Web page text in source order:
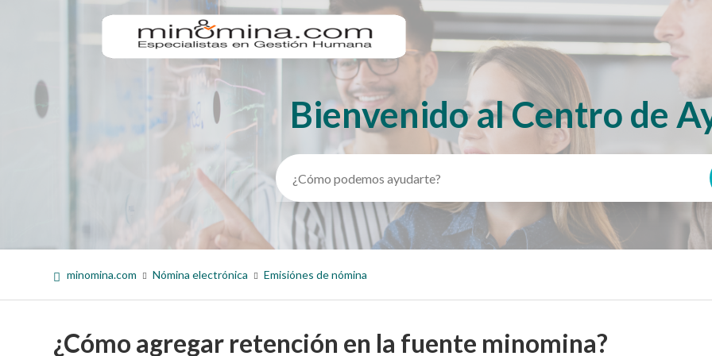
Búsqueda
Bienvenido al Centro de
minomina.com Nómina electrónica Emisiónes de nómina
¿Cómo agregar retención en la fuente minomina?